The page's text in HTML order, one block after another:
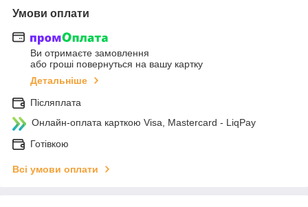
Умови оплати
Ви отримаєте замовлення
або гроші повернуться на вашу картку
Детальніше
Післяплата
Онлайн-оплата карткою Visa, Mastercard - LiqPay
Готівкою
Всі умови оплати